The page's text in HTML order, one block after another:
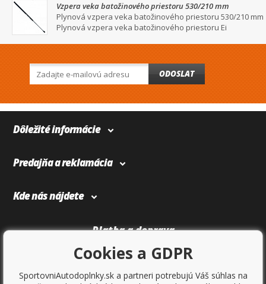
Vzpera veka batožinového priestoru 530/210 mm
Plynová vzpera veka batožinového priestoru 530/210 mm
Plynová vzpera veka batožinového priestoru Ei
ODOSLAT
Dôležité informácie
Predajňa a reklamácia
Kde nás nájdete
Platba a doprava
Cookies a GDPR
SportovniAutodoplnky.sk a partneri potrebujú Váš súhlas na